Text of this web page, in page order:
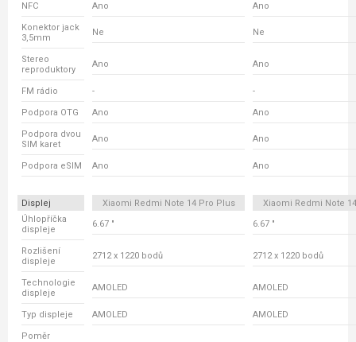
NFC Ano Ano
Konektor jack
3,5mm
Ne Ne
Stereo
reproduktory
Ano Ano
FM rádio - -
Podpora OTG Ano Ano
Podpora dvou
SIM karet
Ano Ano
Podpora eSIM Ano Ano
Displej Xiaomi Redmi Note 14 Pro Plus
Xiaomi Redmi Note
Úhlopříčka
displeje
6.67 " 6.67 "
Rozlišení
displeje
2712 x 1220 bodů 2712 x 1220 bodů
Technologie
displeje
AMOLED AMOLED
Typ displeje AMOLED AMOLED
Poměr